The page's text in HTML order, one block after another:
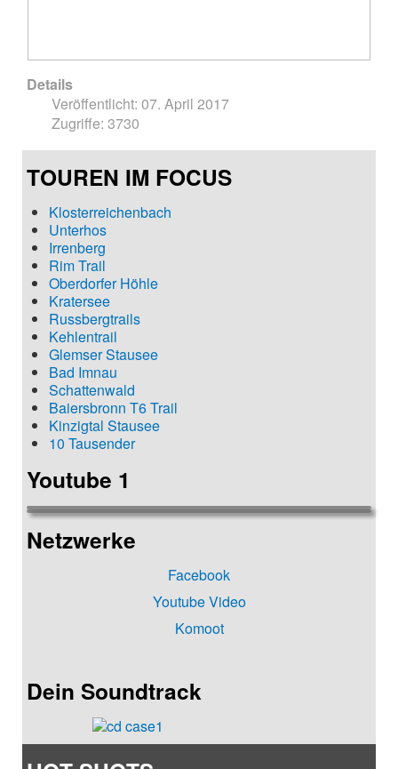
Details
Veröffentlicht: 07. April 2017
Zugriffe: 3730
TOUREN IM FOCUS
Klosterreichenbach
Unterhos
Irrenberg
Rim Trail
Oberdorfer Höhle
Kratersee
Russbergtrails
Kehlentrail
Glemser Stausee
Bad Imnau
Schattenwald
Baiersbronn T6 Trail
Kinzigtal Stausee
10 Tausender
Youtube 1
Netzwerke
Facebook
Youtube Video
Komoot
Dein Soundtrack